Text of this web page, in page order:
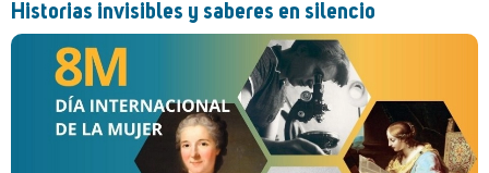
Historias invisibles y saberes en silencio